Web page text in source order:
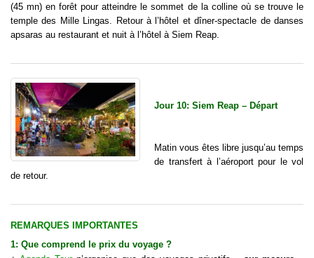
(45 mn) en forêt pour atteindre le sommet de la colline où se trouve le
temple des Mille Lingas. Retour à l’hôtel et dîner-spectacle de danses
apsaras au restaurant et nuit à l’hôtel à Siem Reap.
Jour 10: Siem Reap – Départ
Matin vous êtes libre jusqu’au temps
de transfert à l’aéroport pour le vol
de retour.
REMARQUES IMPORTANTES
1: Que comprend le prix du voyage ?